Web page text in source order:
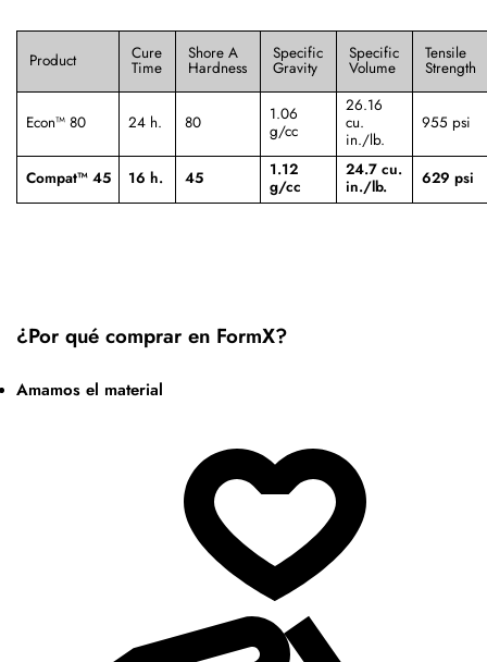
Product Cure
Time
Shore A
Hardness
Specific
Gravity
Specific
Volume
Tensile
Strength
Econ™ 80 24 h. 80
1.06
g/cc
26.16
cu.
in./lb.
955 psi
Compat™ 45 16 h. 45
1.12
g/cc
24.7 cu.
in./lb.
629 psi
¿Por qué comprar en FormX?
Amamos el material